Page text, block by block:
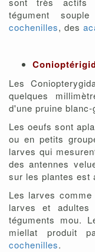
tégument
cochenilles, des
Les
quelques
d'une pruine
Les oeufs sont
ou en petits
larves qui
des antennes
sur les plantes est
Les larves
larves et
téguments mou.
miellat produit
cochenilles.